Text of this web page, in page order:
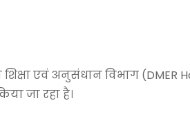
एवं अनुसंधान विभाग (DMER
जा रहा है।